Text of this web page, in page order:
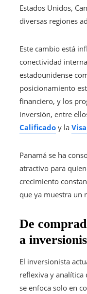
Estados Unidos,
diversas regiones
Este cambio está
conectividad
estadounidense
posicionamiento
financiero, y los
inversión, entre
Calificado y la
Panamá se ha
atractivo para
crecimiento
que ya muestra un
De
a
El inversionista
reflexiva y analítica
se enfoca solo en